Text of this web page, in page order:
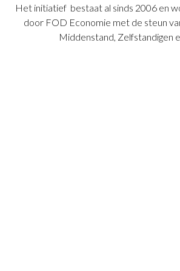
Het initiatief bestaat al sinds 2006 en
door FOD Economie met de steun
Middenstand, Zelfstandigen